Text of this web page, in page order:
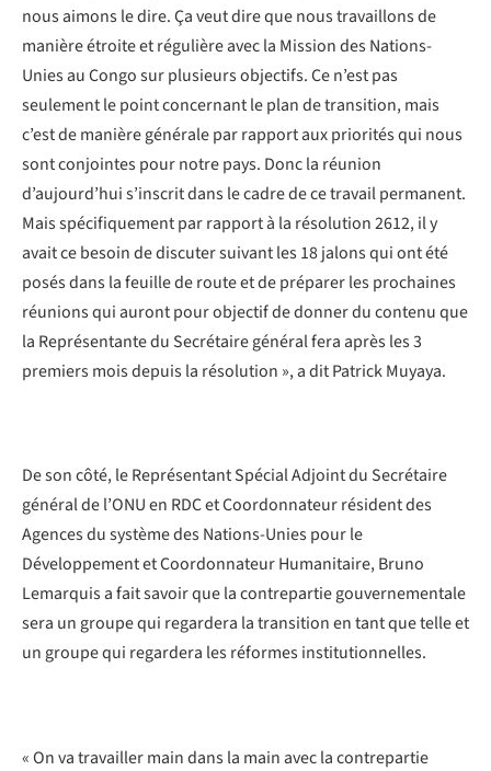
nous aimons le dire. Ça veut dire que nous travaillons de
manière étroite et régulière avec la Mission des Nations-
Unies au Congo sur plusieurs objectifs. Ce n’est pas
seulement le point concernant le plan de transition, mais
c’est de manière générale par rapport aux priorités qui nous
sont conjointes pour notre pays. Donc la réunion
d’aujourd’hui s’inscrit dans le cadre de ce travail permanent.
Mais spécifiquement par rapport à la résolution 2612, il y
avait ce besoin de discuter suivant les 18 jalons qui ont été
posés dans la feuille de route et de préparer les prochaines
réunions qui auront pour objectif de donner du contenu que
la Représentante du Secrétaire général fera après les 3
premiers mois depuis la résolution », a dit Patrick Muyaya.
De son côté, le Représentant Spécial Adjoint du Secrétaire
général de l’ONU en RDC et Coordonnateur résident des
Agences du système des Nations-Unies pour le
Développement et Coordonnateur Humanitaire, Bruno
Lemarquis a fait savoir que la contrepartie gouvernementale
sera un groupe qui regardera la transition en tant que telle et
un groupe qui regardera les réformes institutionnelles.
« On va travailler main dans la main avec la contrepartie